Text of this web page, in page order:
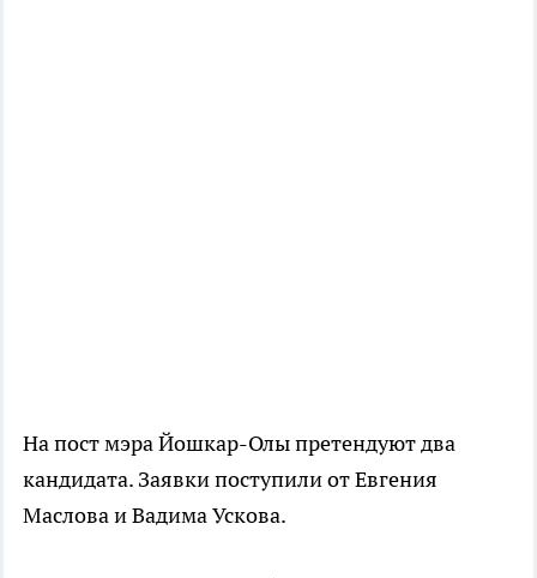
На пост мэра Йошкар-Олы претендуют два
кандидата. Заявки поступили от Евгения
Маслова и Вадима Ускова.